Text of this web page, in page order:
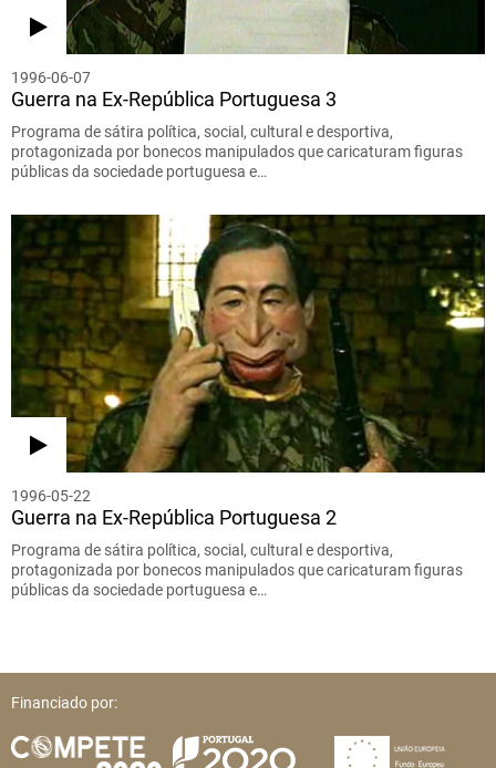
1996-06-07
Guerra na Ex-República Portuguesa 3
Programa de sátira política, social, cultural e desportiva,
protagonizada por bonecos manipulados que caricaturam figuras
públicas da sociedade portuguesa e…
1996-05-22
Guerra na Ex-República Portuguesa 2
Programa de sátira política, social, cultural e desportiva,
protagonizada por bonecos manipulados que caricaturam figuras
públicas da sociedade portuguesa e…
Financiado por: